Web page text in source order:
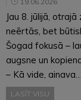
Jau 8. jūlijā,
neērtās, bet
Šogad fokusā –
augsne un
– Kā vide, ainava…
LASĪT VISU